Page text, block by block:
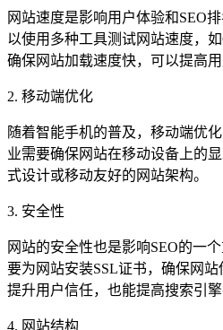
网站速度是影响用户体验和SEO
以使用多种工具测试网站速度，如
确保网站加载速度快，可以提高
2. 移动端优化
随着智能手机的普及，移动端优
业需要确保网站在移动设备上的
式设计或移动友好的网站架构。
3. 安全性
网站的安全性也是影响SEO的一
要为网站安装SSL证书，确保网
提升用户信任，也能提高搜索引擎
4. 网站结构